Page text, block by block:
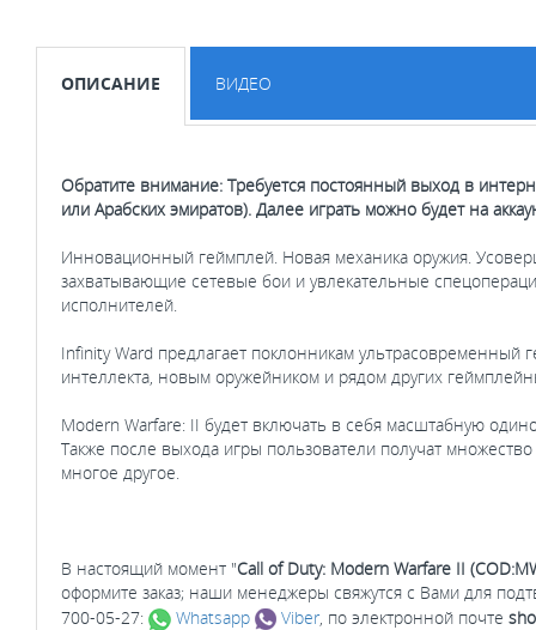
ОПИСАНИЕ ВИДЕО
Обратите внимание: Требуется постоянный выход в
или Арабских эмиратов). Далее играть можно будет на
Инновационный геймплей. Новая механика оружия.
захватывающие сетевые бои и увлекательные
исполнителей.
Infinity Ward предлагает поклонникам
интеллекта, новым оружейником и рядом других
Modern Warfare: II будет включать в себя масштабную
Также после выхода игры пользователи получат
многое другое.
В настоящий момент "Call of Duty: Modern Warfare II
оформите заказ; наши менеджеры свяжутся с Вами для
700-05-27:
Whatsapp Viber, по электронной почте